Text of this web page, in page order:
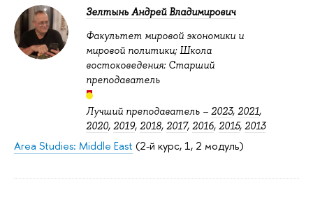
Зелтынь Андрей Владимирович
Факультет мировой экономики и
мировой политики; Школа
востоковедения: Старший
преподаватель
Лучший преподаватель – 2023, 2021,
2020, 2019, 2018, 2017, 2016, 2015, 2013
Area Studies: Middle East (2-й курс, 1, 2 модуль)